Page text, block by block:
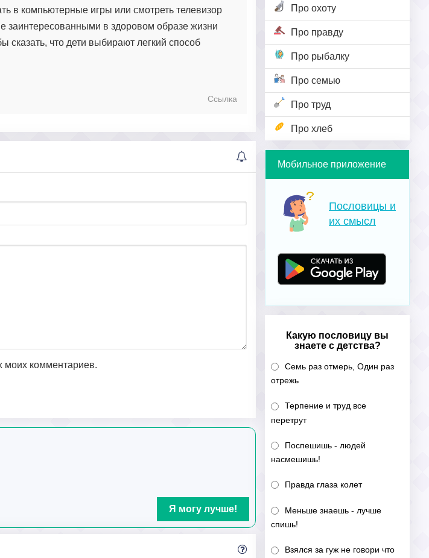
Про охоту
Про правду
Про рыбалку
Про семью
Про труд
Про хлеб
Мобильное приложение
Пословицы и
их смысл
Какую пословицу вы
знаете с детства?
Семь раз отмерь, Один раз
отрежь
Терпение и труд все
перетрут
Поспешишь - людей
насмешишь!
Правда глаза колет
Меньше знаешь - лучше
спишь!
Взялся за гуж не говори что
в компьютерные игры или смотреть телевизор
заинтересованными в здоровом образе жизни
сказать, что дети выбирают легкий способ
Ссылка
моих комментариев.
Я могу лучше!